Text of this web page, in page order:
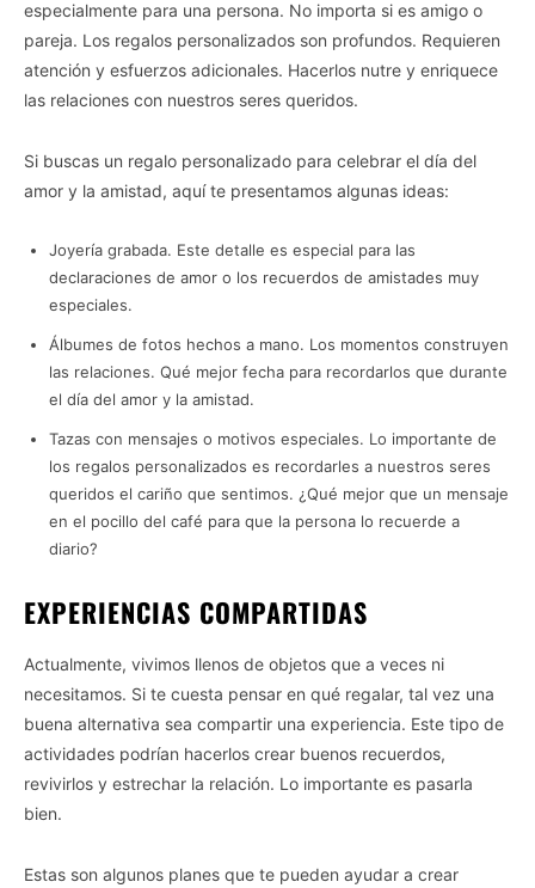
especialmente para una persona. No importa si es amigo o
pareja. Los regalos personalizados son profundos. Requieren
atención y esfuerzos adicionales. Hacerlos nutre y enriquece
las relaciones con nuestros seres queridos.
Si buscas un regalo personalizado para celebrar el día del
amor y la amistad, aquí te presentamos algunas ideas:
Joyería grabada. Este detalle es especial para las
declaraciones de amor o los recuerdos de amistades muy
especiales.
Álbumes de fotos hechos a mano. Los momentos construyen
las relaciones. Qué mejor fecha para recordarlos que durante
el día del amor y la amistad.
Tazas con mensajes o motivos especiales. Lo importante de
los regalos personalizados es recordarles a nuestros seres
queridos el cariño que sentimos. ¿Qué mejor que un mensaje
en el pocillo del café para que la persona lo recuerde a
diario?
EXPERIENCIAS COMPARTIDAS
Actualmente, vivimos llenos de objetos que a veces ni
necesitamos. Si te cuesta pensar en qué regalar, tal vez una
buena alternativa sea compartir una experiencia. Este tipo de
actividades podrían hacerlos crear buenos recuerdos,
revivirlos y estrechar la relación. Lo importante es pasarla
bien.
Estas son algunos planes que te pueden ayudar a crear